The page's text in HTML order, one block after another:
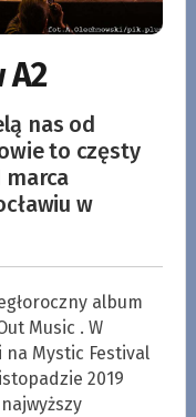
A2
nas od
to częsty
marca
w
album
Music . W
na Mystic Festival
2019